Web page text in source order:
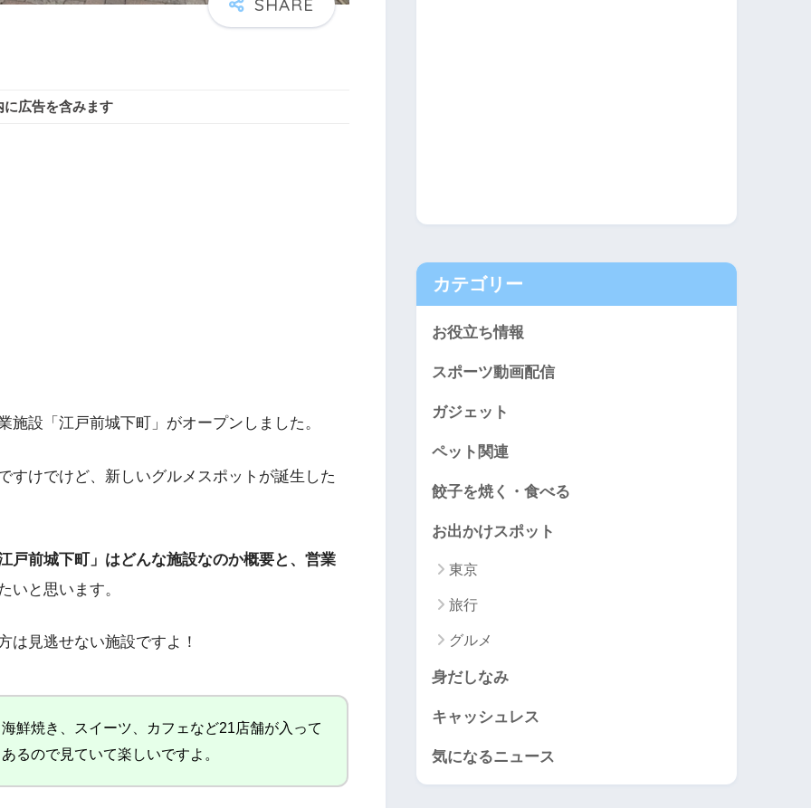
に広告を含みます
設「江戸前城下町」がオープンしました。
すけでけど、新しいグルメスポットが誕生した
戸前城下町」はどんな施設なのか概要と、営業
いと思います。
は見逃せない施設ですよ！
鮮焼き、スイーツ、カフェなど21店舗が入って
るので見ていて楽しいですよ。
カテゴリー
お役立ち情報
スポーツ動画配信
ガジェット
ペット関連
餃子を焼く・食べる
お出かけスポット
東京
旅行
グルメ
身だしなみ
キャッシュレス
気になるニュース